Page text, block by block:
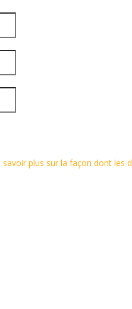
savoir plus sur la façon dont les